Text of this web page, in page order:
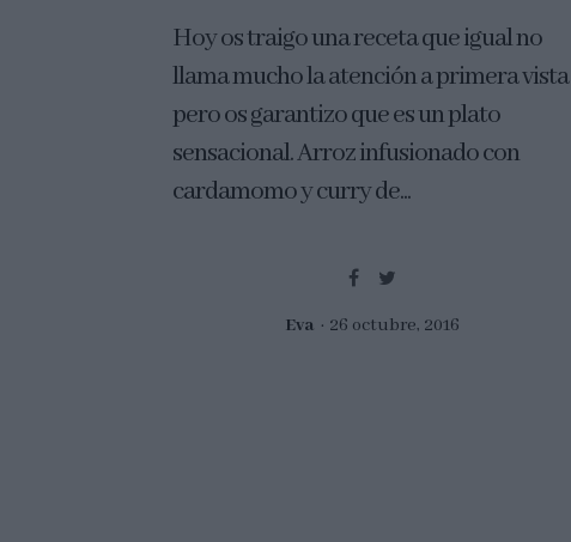
Hoy os traigo una receta que igual no
llama mucho la atención a primera vista
pero os garantizo que es un plato
sensacional. Arroz infusionado con
cardamomo y curry de...
Eva 26 octubre, 2016